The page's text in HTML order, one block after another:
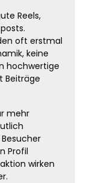
Reels,
oft erstmal
keine
hochwertige
Beiträge
mehr
Profil
wirken